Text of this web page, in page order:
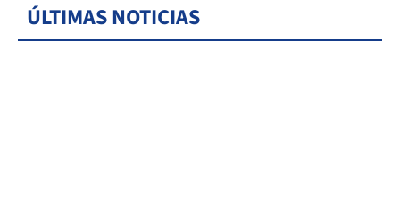
ÚLTIMAS NOTICIAS